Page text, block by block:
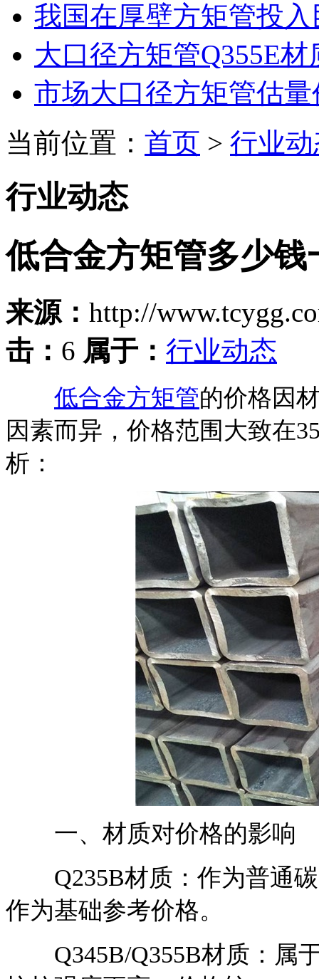
我国在厚壁方矩管投入
大口径方矩管Q355E
市场大口径方矩管估
当前位置： 首页 > 行业
行业动态
低合金方矩管多少钱
来源： http://
击： 6 属于： 行业动态
低合金方矩管的价格因
因素而异，价格范围大致在
析：
一、材质对价格的影响
Q235B材质：作为普通碳
作为基础参考价格。
Q345B/Q355B材质：属